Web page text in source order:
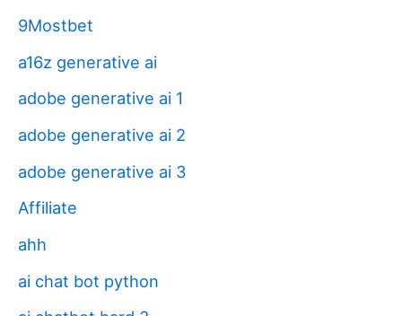
9Mostbet
a16z generative ai
adobe generative ai 1
adobe generative ai 2
adobe generative ai 3
Affiliate
ahh
ai chat bot python